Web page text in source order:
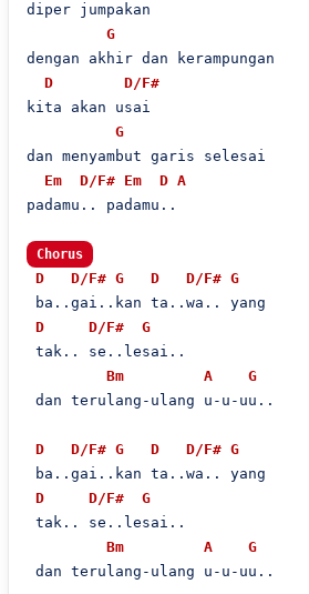
diper jumpakan
G
dengan akhir dan kerampungan
D
D/F#
kita akan usai
G
dan menyambut garis selesai
Em
D/F# Em D A
padamu.. padamu..
Chorus
D D/F# G D D/F# G
ba..gai..kan ta..wa.. yang
D
D/F#
G
tak.. se..lesai..
Bm
A
G
dan terulang-ulang u-u-uu..
D D/F# G D D/F# G
ba..gai..kan ta..wa.. yang
D
D/F#
G
tak.. se..lesai..
Bm
A
G
dan terulang-ulang u-u-uu..